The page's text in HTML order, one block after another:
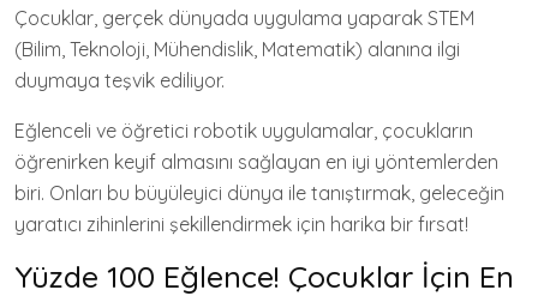
Çocuklar, gerçek dünyada uygulama yaparak STEM
(Bilim, Teknoloji, Mühendislik, Matematik) alanına ilgi
duymaya teşvik ediliyor.
Eğlenceli ve öğretici robotik uygulamalar, çocukların
öğrenirken keyif almasını sağlayan en iyi yöntemlerden
biri. Onları bu büyüleyici dünya ile tanıştırmak, geleceğin
yaratıcı zihinlerini şekillendirmek için harika bir fırsat!
Yüzde 100 Eğlence! Çocuklar İçin En